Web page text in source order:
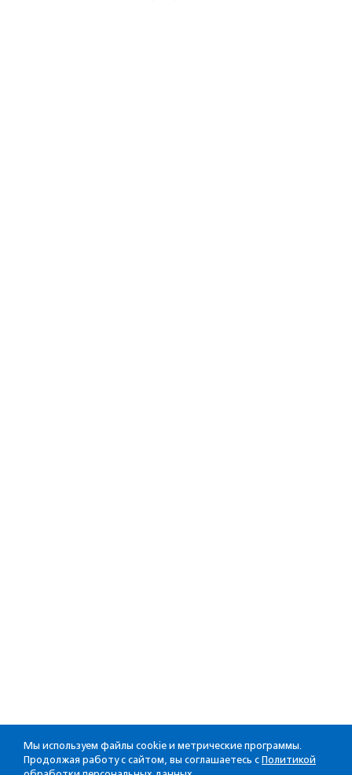
Мы используем файлы cookie и метрические программы.
Продолжая работу с сайтом, вы соглашаетесь с Политикой